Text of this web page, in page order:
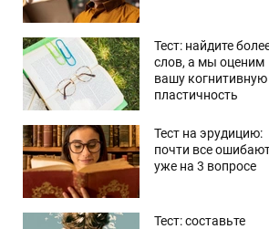
Тест: найдите
слов, а мы оценим
вашу когнитивную
пластичность
Тест на эрудицию:
почти все
уже на 3 вопросе
Тест: составьте